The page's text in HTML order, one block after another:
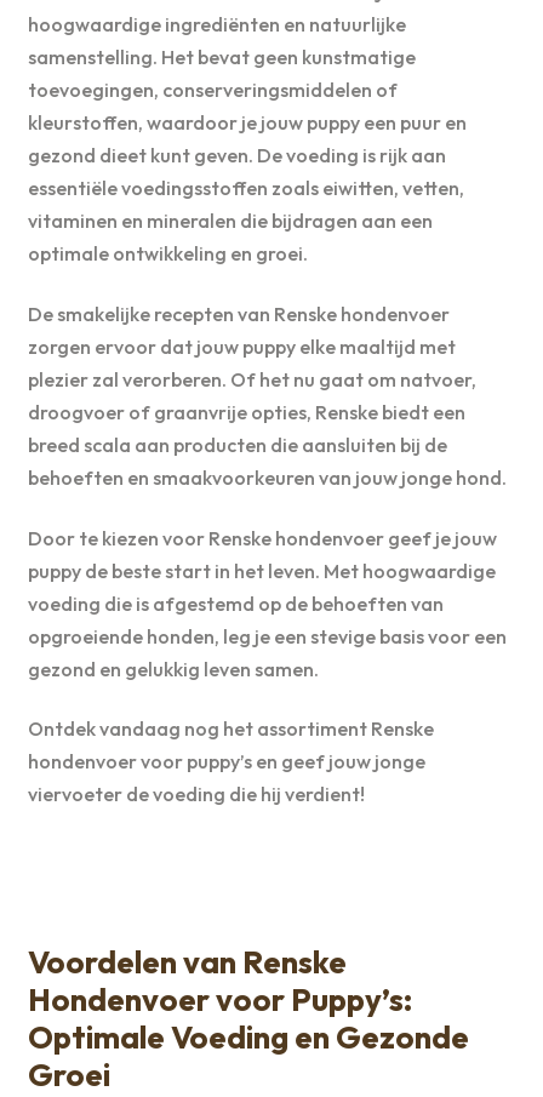
hoogwaardige ingrediënten en natuurlijke
samenstelling. Het bevat geen kunstmatige
toevoegingen, conserveringsmiddelen of
kleurstoffen, waardoor je jouw puppy een puur en
gezond dieet kunt geven. De voeding is rijk aan
essentiële voedingsstoffen zoals eiwitten, vetten,
vitaminen en mineralen die bijdragen aan een
optimale ontwikkeling en groei.
De smakelijke recepten van Renske hondenvoer
zorgen ervoor dat jouw puppy elke maaltijd met
plezier zal verorberen. Of het nu gaat om natvoer,
droogvoer of graanvrije opties, Renske biedt een
breed scala aan producten die aansluiten bij de
behoeften en smaakvoorkeuren van jouw jonge hond.
Door te kiezen voor Renske hondenvoer geef je jouw
puppy de beste start in het leven. Met hoogwaardige
voeding die is afgestemd op de behoeften van
opgroeiende honden, leg je een stevige basis voor een
gezond en gelukkig leven samen.
Ontdek vandaag nog het assortiment Renske
hondenvoer voor puppy’s en geef jouw jonge
viervoeter de voeding die hij verdient!
Voordelen van Renske
Hondenvoer voor Puppy’s:
Optimale Voeding en Gezonde
Groei